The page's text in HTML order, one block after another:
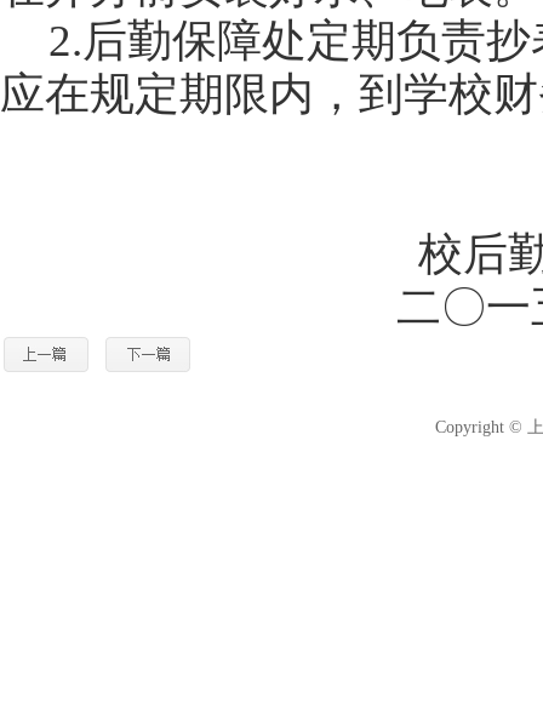
2.后勤保障处定期负责
应在规定期限内，到学校
校后
二〇
Copyright ©